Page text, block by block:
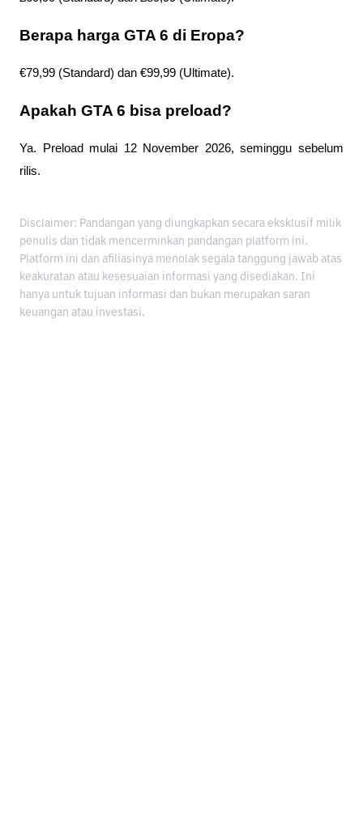
Berapa harga GTA 6 di Eropa?
€79,99 (Standard) dan €99,99 (Ultimate).
Apakah GTA 6 bisa preload?
Ya. Preload mulai 12 November 2026, seminggu sebelum
rilis.
Disclaimer: Pandangan yang diungkapkan secara eksklusif milik
penulis dan tidak mencerminkan pandangan platform ini.
Platform ini dan afiliasinya menolak segala tanggung jawab atas
keakuratan atau kesesuaian informasi yang disediakan. Ini
hanya untuk tujuan informasi dan bukan merupakan saran
keuangan atau investasi.